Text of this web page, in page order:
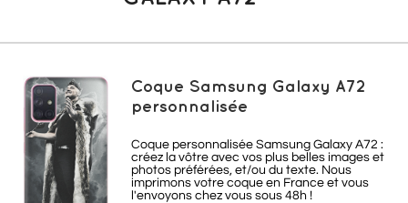
Coque Samsung Galaxy A72
personnalisée
Coque personnalisée Samsung Galaxy A72 :
créez la vôtre avec vos plus belles images et
photos préférées, et/ou du texte. Nous
imprimons votre coque en France et vous
l'envoyons chez vous sous 48h !